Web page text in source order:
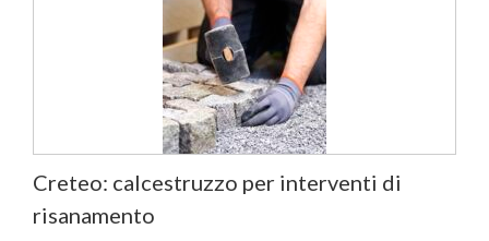
Creteo: calcestruzzo per interventi di
risanamento